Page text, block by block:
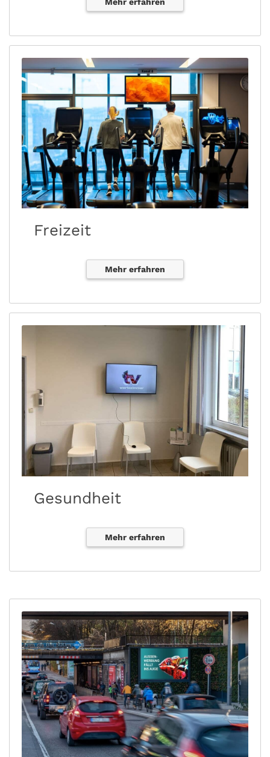
Freizeit
Mehr erfahren
Gesundheit
Mehr erfahren